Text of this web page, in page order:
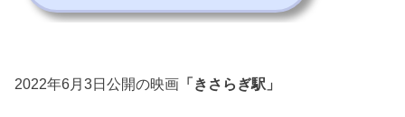
2022年6月3日公開の映画 「きさらぎ駅」